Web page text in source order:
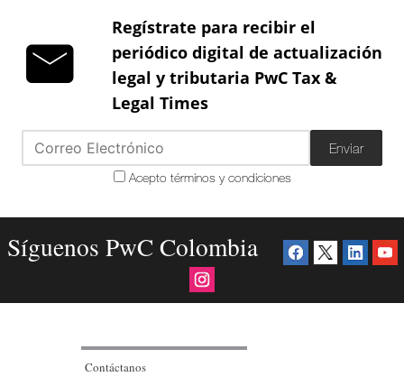
Regístrate para recibir el
periódico digital de actualización
legal y tributaria PwC Tax &
Legal Times
Enviar
Acepto términos y condiciones
Síguenos PwC Colombia
Contáctanos